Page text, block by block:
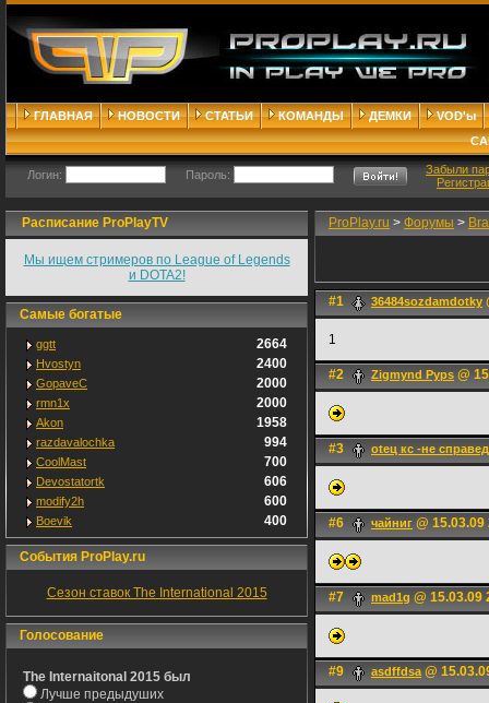
ГЛАВНАЯ НОВОСТИ СТАТЬИ КОМАНДЫ ДЕМКИ
VOD'ы
Логин: Пароль:
Забыли
Расписание ProPlayTV
Мы ищем стримеров по League of Legends
и DOTA2!
Самые богатые
ggtt 2664
Hvostyn 2400
GopaveC 2000
rmn1x 2000
Akon 1958
razdavalochka 994
CoolMast 700
Devostatortk 606
modify2h 600
Boevik 400
События ProPlay.ru
Сезон ставок The International 2015
Голосование
The Internaitonal 2015 был
Лучше предыдуших
ProPlay.ru > Форумы >
#1 36484sozdamdotky
1
#2 Zigmynd Pyps @
#3 oteц кc -не
#6 чайниг @ 15.03.09
#7 mad1g @ 15.03.09
#9 asdffdsa@